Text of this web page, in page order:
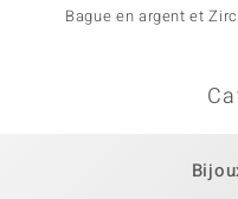
Bague en argent et